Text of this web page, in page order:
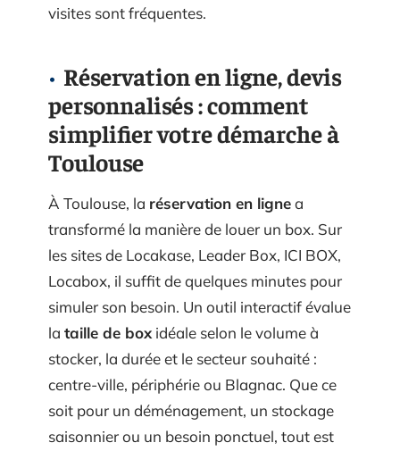
visites sont fréquentes.
Réservation en ligne, devis
personnalisés : comment
simplifier votre démarche à
Toulouse
À Toulouse, la réservation en lignea
transformé la manière de louer un box. Sur
les sites de Locakase, Leader Box, ICI BOX,
Locabox, il suffit de quelques minutes pour
simuler son besoin. Un outil interactif évalue
la taille de box idéale selon le volume à
stocker, la durée et le secteur souhaité :
centre-ville, périphérie ou Blagnac. Que ce
soit pour un déménagement, un stockage
saisonnier ou un besoin ponctuel, tout est